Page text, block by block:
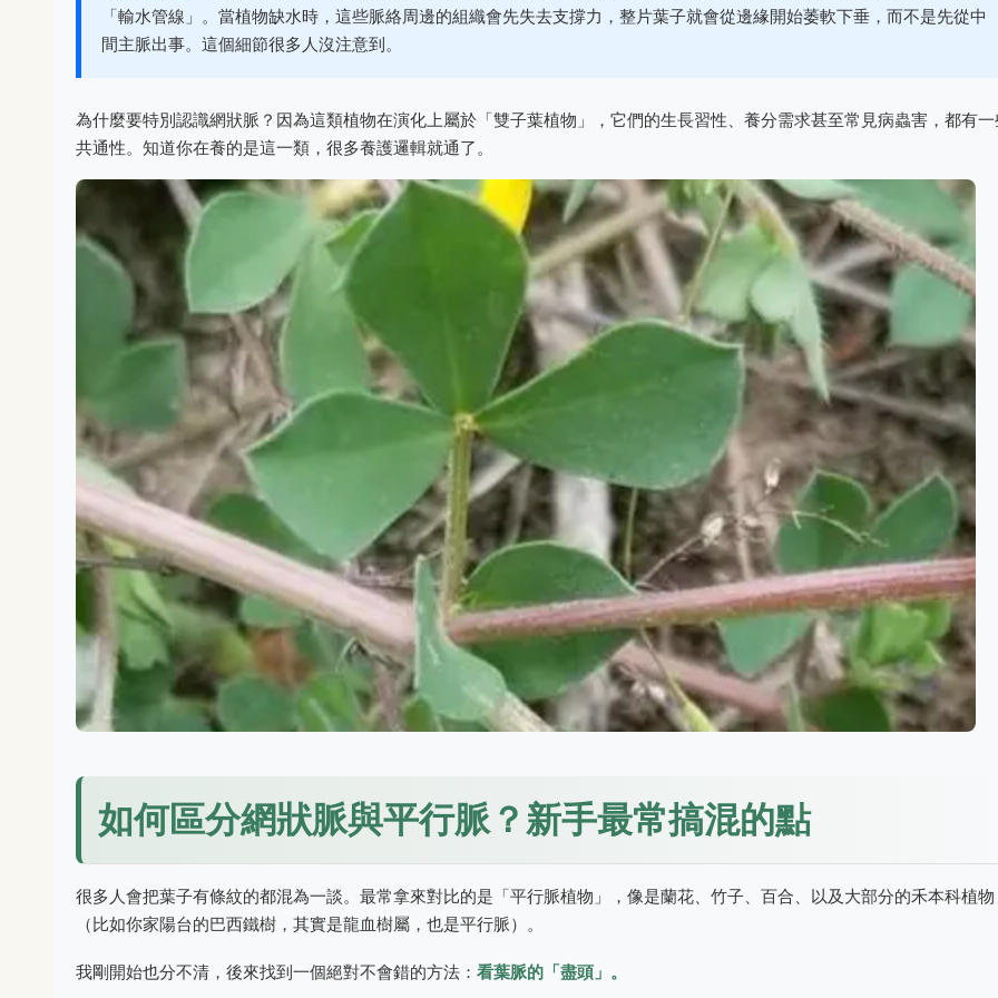
「輸水管線」。當植物缺水時，這些脈絡周邊的組織會先失去支撐力，整片葉子就會從邊緣開始萎軟下垂，而不是先從中
間主脈出事。這個細節很多人沒注意到。
為什麼要特別認識網狀脈？因為這類植物在演化上屬於「雙子葉植物」，它們的生長習性、養分需求甚至常見病蟲害，都有
共通性。知道你在養的是這一類，很多養護邏輯就通了。
如何區分網狀脈與平行脈？新手最常搞混的點
很多人會把葉子有條紋的都混為一談。最常拿來對比的是「平行脈植物」，像是蘭花、竹子、百合、以及大部分的禾本科植物
（比如你家陽台的巴西鐵樹，其實是龍血樹屬，也是平行脈）。
我剛開始也分不清，後來找到一個絕對不會錯的方法： 看葉脈的「盡頭」。